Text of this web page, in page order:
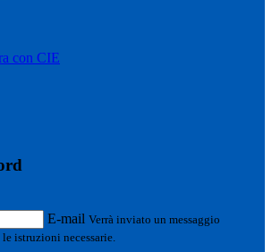
con CIE
E-mail Verrà inviato un messaggio
istruzioni necessarie.